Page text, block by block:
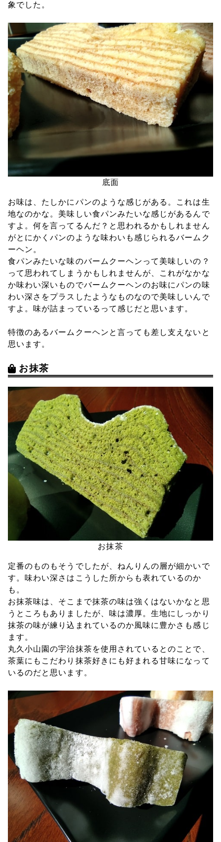
象でした。
底面
お味は、たしかにパンのような感じがある。これは生
地なのかな。美味しい食パンみたいな感じがあるんで
すよ。何を言ってるんだ？と思われるかもしれません
がとにかくパンのような味わいも感じられるバームク
ーヘン。
食パンみたいな味のバームクーヘンって美味しいの？
って思われてしまうかもしれませんが、これがなかな
か味わい深いものでバームクーヘンのお味にパンの味
わい深さをプラスしたようなものなので美味しいんで
すよ。味が詰まっているって感じだと思います。
特徴のあるバームクーヘンと言っても差し支えないと
思います。
お抹茶
お抹茶
定番のものもそうでしたが、ねんりんの層が細かいで
す。味わい深さはこうした所からも表れているのか
も。
お抹茶味は、そこまで抹茶の味は強くはないかなと思
うところもありましたが、味は濃厚。生地にしっかり
抹茶の味が練り込まれているのか風味に豊かさも感じ
ます。
丸久小山園の宇治抹茶を使用されているとのことで、
茶葉にもこだわり抹茶好きにも好まれる甘味になって
いるのだと思います。